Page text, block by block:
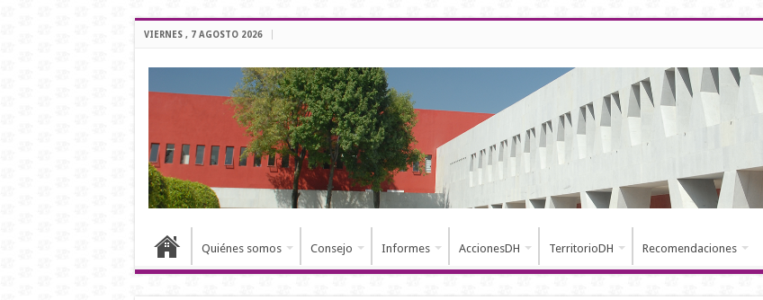
VIERNES , 7 AGOSTO 2026
Quiénes somos Consejo Informes AccionesDH TerritorioDH Recomendaciones